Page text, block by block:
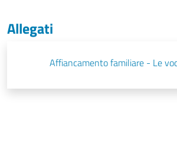
Allegati
Affiancamento familiare - Le